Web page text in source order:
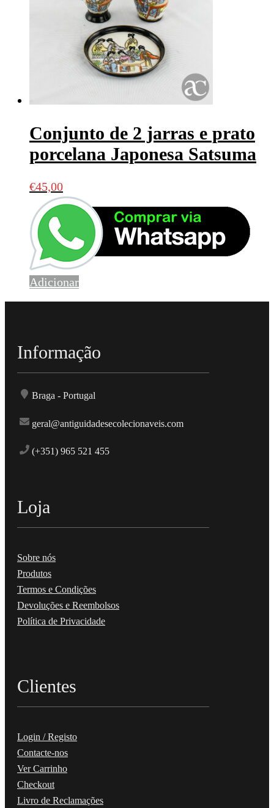
Conjunto de 2 jarras e prato
porcelana Japonesa Satsuma
€45,00
Adicionar
Informação
Braga - Portugal
geral@antiguidadesecolecionaveis.com
(+351) 965 521 455
Loja
Sobre nós
Produtos
Termos e Condições
Devoluções e Reembolsos
Política de Privacidade
Clientes
Login / Registo
Contacte-nos
Ver Carrinho
Checkout
Livro de Reclamações